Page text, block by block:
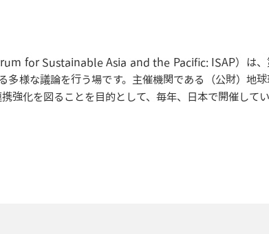
for Sustainable Asia and the Pacific: ISAP）は、
様な議論を行う場です。主催機関である（公財）地
強化を図ることを目的として、毎年、日本で開催してい